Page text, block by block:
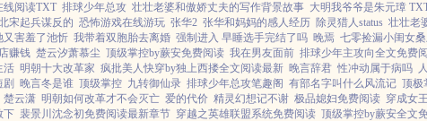
线阅读TXT 排球少年总攻 壮壮老婆和傲娇丈夫的写作背景故事 大明我爷爷是朱元璋
宋起兵谋反的 恐怖游戏在线游玩 张华2 张华和妈妈的感人经历 除灵猎人status 壮壮老
又害羞了池忻 我带着双胞胎去离婚 强制进入 早睡选手完结了吗 晚焉 七零捡漏小闺女
赚钱 楚云汐萧慕尘 顶级掌控by蕨安免费阅读 我在男友面前 排球少年主攻向全文免费
活 明朝十大改革家 疯批美人快穿by独上西搂全文阅读最新 晚言辞君 性冲动属于病吗
剧 晚言冬是谁 顶级掌控 九转御仙录 排球少年总攻笔趣阁 有部名字叫什么风流记 顶极
楚云潇 明朝如何改革才不会灭亡 爱的代价 精灵幻想记不谢 极品媳妇免费阅读 穿成女
下 裴景川沈念初免费阅读最新章节 穿越之英雄联盟系统免费阅读 顶级掌控by蕨安全文